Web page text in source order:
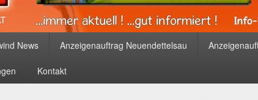
News Anzeigenauftrag Neuendettelsau
Kontakt